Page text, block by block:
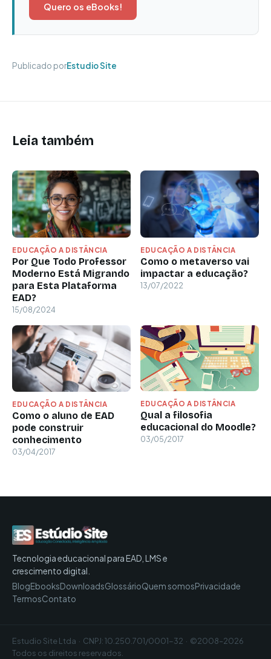
Quero os eBooks!
Publicado porEstudio Site
Leia também
EDUCAÇÃO A DISTÂNCIA
Por Que Todo Professor
Moderno Está Migrando
para Esta Plataforma
EAD?
15/08/2024
EDUCAÇÃO A DISTÂNCIA
Como o metaverso vai
impactar a educação?
13/07/2022
EDUCAÇÃO A DISTÂNCIA
Como o aluno de EAD
pode construir
conhecimento
03/04/2017
EDUCAÇÃO A DISTÂNCIA
Qual a filosofia
educacional do Moodle?
03/05/2017
Tecnologia educacional para EAD, LMS e
crescimento digital.
BlogEbooksDownloadsGlossárioQuem somosPrivacidade
TermosContato
Estudio Site Ltda · CNPJ: 10.250.701/0001-32 · ©2008–2026
Todos os direitos reservados.